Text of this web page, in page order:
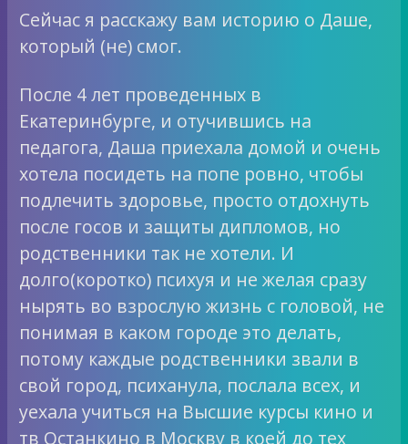
Сейчас я расскажу вам историю о Даше,
который (не) смог.
После 4 лет проведенных в
Екатеринбурге, и отучившись на
педагога, Даша приехала домой и очень
хотела посидеть на попе ровно, чтобы
подлечить здоровье, просто отдохнуть
после госов и защиты дипломов, но
родственники так не хотели. И
долго(коротко) психуя и не желая сразу
нырять во взрослую жизнь с головой, не
понимая в каком городе это делать,
потому каждые родственники звали в
свой город, психанула, послала всех, и
уехала учиться на Высшие курсы кино и
тв Останкино в Москву в коей до тех